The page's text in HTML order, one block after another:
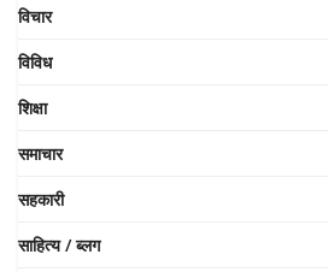
विचार
विविध
शिक्षा
समाचार
सहकारी
साहित्य / ब्लग